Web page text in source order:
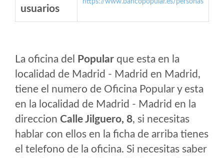
usuarios
https://www.bancopopular.es/personas
La oficina del Popular que esta en la
localidad de Madrid - Madrid en Madrid,
tiene el numero de Oficina Popular y esta
en la localidad de Madrid - Madrid en la
direccion Calle Jilguero, 8, si necesitas
hablar con ellos en la ficha de arriba tienes
el telefono de la oficina. Si necesitas saber